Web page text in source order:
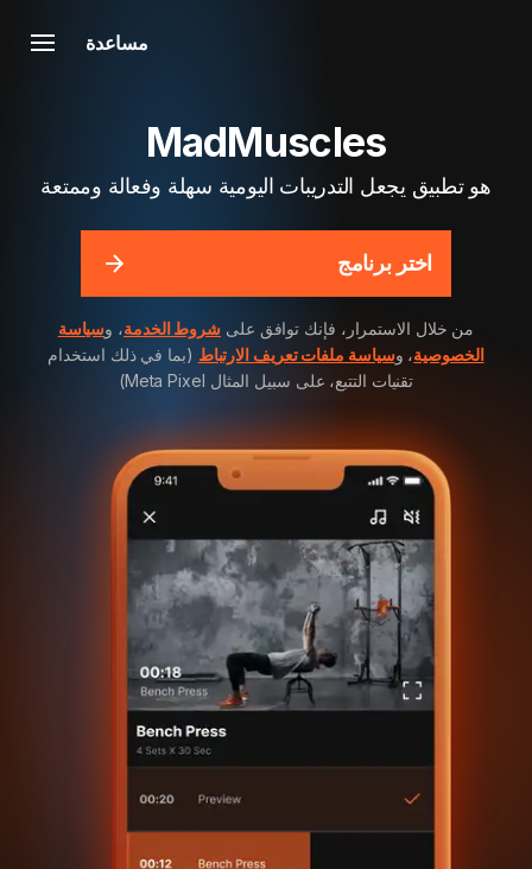
مساعدة
MadMuscles
هو تطبيق يجعل التدريبات اليومية سهلة وفعالة وممتعة
اختر برنامج
من خلال الاستمرار، فإنك توافق على شروط الخدمة، وسياسة
الخصوصية، وسياسة ملفات تعريف الارتباط (بما في ذلك استخدام
تقنيات التتبع، على سبيل المثال Meta Pixel)